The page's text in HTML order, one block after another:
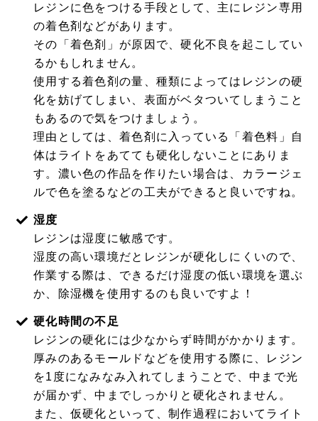
レジンに色をつける手段として、主にレジン専用
の着色剤などがあります。
その「着色剤」が原因で、硬化不良を起こしてい
るかもしれません。
使用する着色剤の量、種類によってはレジンの硬
化を妨げてしまい、表面がベタついてしまうこと
もあるので気をつけましょう。
理由としては、着色剤に入っている「着色料」自
体はライトをあてても硬化しないことにありま
す。濃い色の作品を作りたい場合は、カラージェ
ルで色を塗るなどの工夫ができると良いですね。
湿度
レジンは湿度に敏感です。
湿度の高い環境だとレジンが硬化しにくいので、
作業する際は、できるだけ湿度の低い環境を選ぶ
か、除湿機を使用するのも良いですよ！
硬化時間の不足
レジンの硬化には少なからず時間がかかります。
厚みのあるモールドなどを使用する際に、レジン
を1度になみなみ入れてしまうことで、中まで光
が届かず、中までしっかりと硬化されません。
また、仮硬化といって、制作過程においてライト